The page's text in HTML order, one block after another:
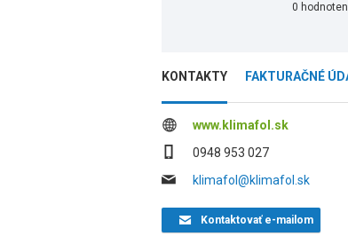
0
KONTAKTY FAKTURAČNÉ
www.klimafol.sk
0948 953 027
klimafol@klimafol.sk
Kontaktovaťe-mailom